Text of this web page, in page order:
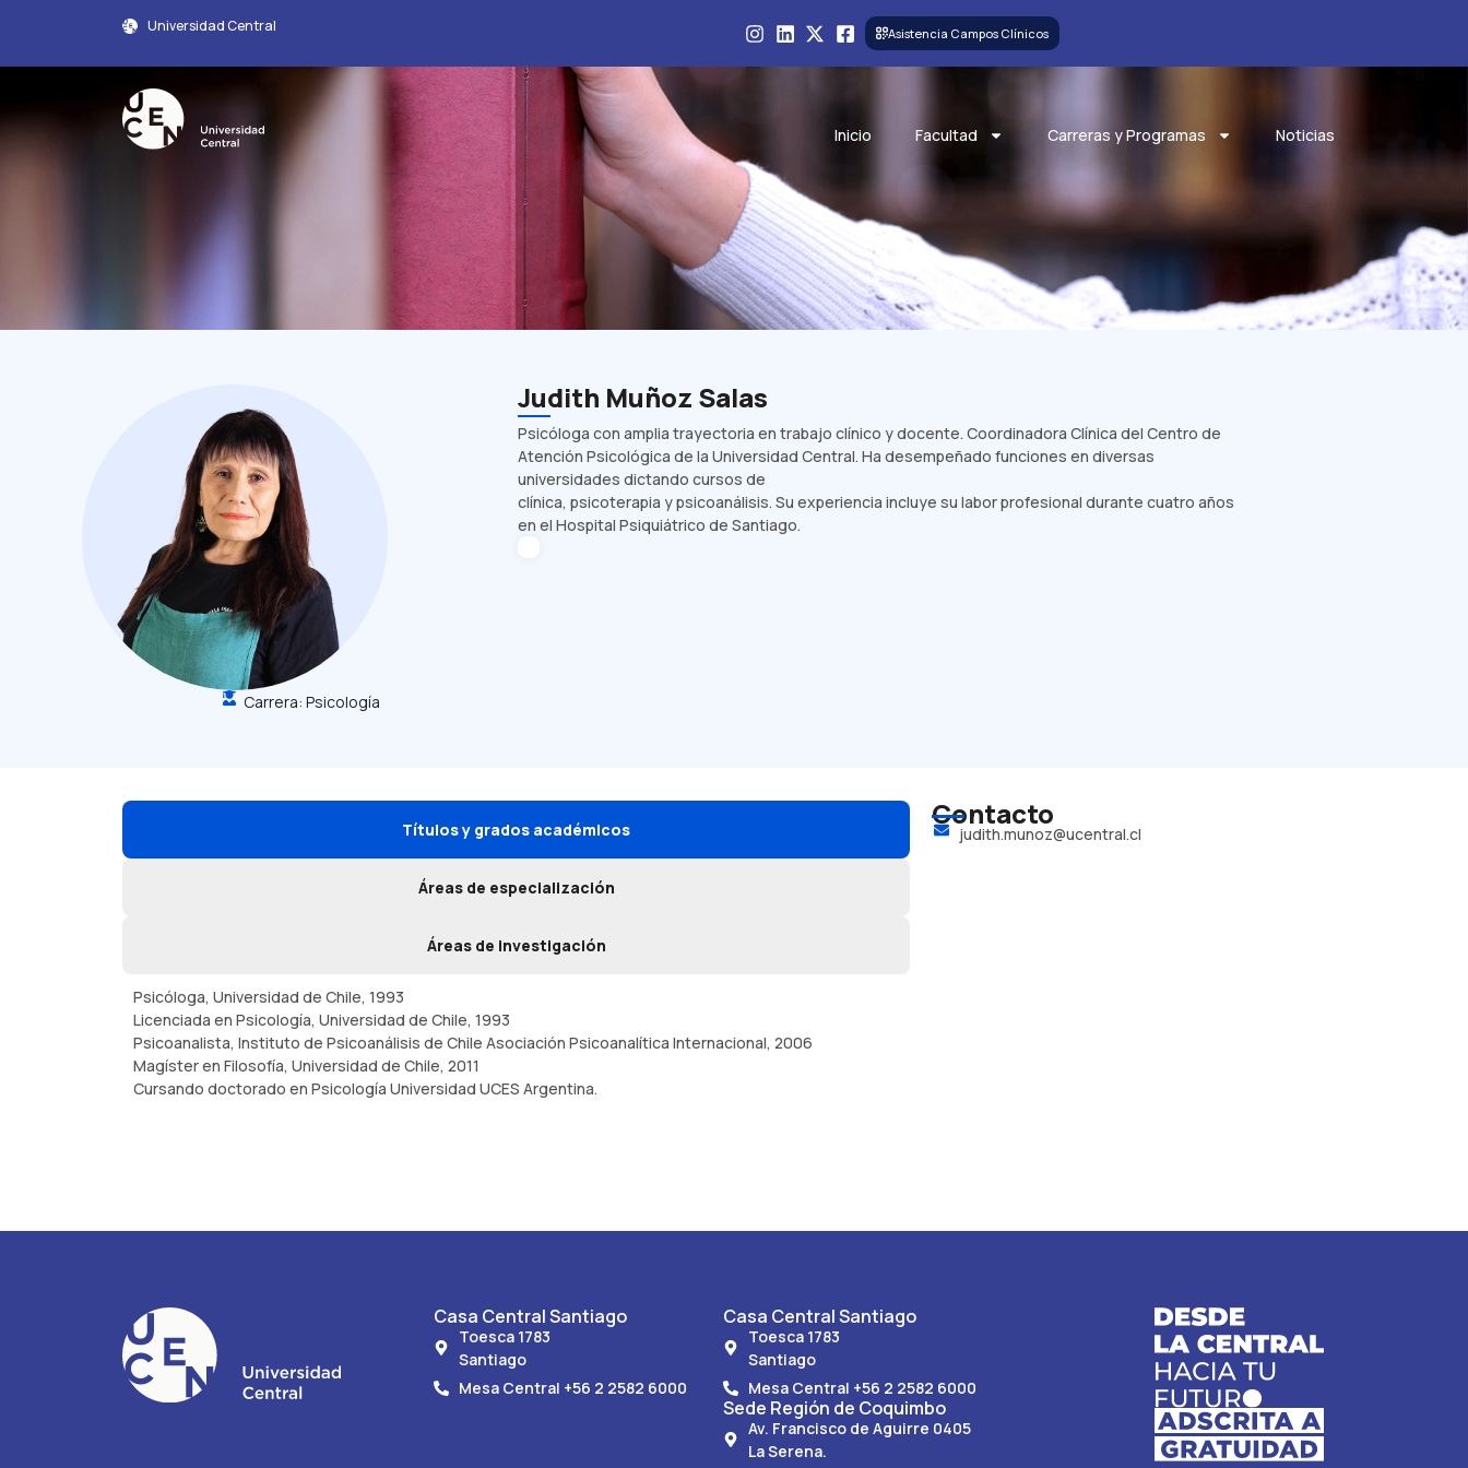
Universidad Central Asistencia Campos Clínicos
Inicio Facultad Carreras y Programas Noticias
Perfil Académico
Carrera:Psicología
Judith Muñoz Salas
Psicóloga con amplia trayectoria en trabajo clínico y docente. Coordinadora Clínica del Centro de
Atención Psicológica de la Universidad Central. Ha desempeñado funciones en diversas
universidades dictando cursos de
clínica, psicoterapia y psicoanálisis. Su experiencia incluye su labor profesional durante cuatro años
en el Hospital Psiquiátrico de Santiago.
Títulos y grados académicos
Áreas de especialización
Áreas de investigación
Psicóloga, Universidad de Chile, 1993
Licenciada en Psicología, Universidad de Chile, 1993
Psicoanalista, Instituto de Psicoanálisis de Chile Asociación Psicoanalítica Internacional, 2006
Magíster en Filosofía, Universidad de Chile, 2011
Cursando doctorado en Psicología Universidad UCES Argentina.
Contacto
judith.munoz@ucentral.cl
Casa Central Santiago
Toesca 1783
Santiago
Mesa Central +56 2 2582 6000
Casa Central Santiago
Toesca 1783
Santiago
Mesa Central +56 2 2582 6000
Sede Región de Coquimbo
Av. Francisco de Aguirre 0405
La Serena.